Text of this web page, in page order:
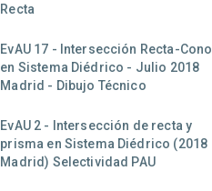
Recta
EvAU 17 - Intersección Recta-Cono
en Sistema Diédrico - Julio 2018
Madrid - Dibujo Técnico
EvAU 2 - Intersección de recta y
prisma en Sistema Diédrico (2018
Madrid) Selectividad PAU